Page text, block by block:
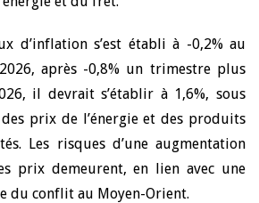
d’inflation s’est établi à -0,2% au
après -0,8% un trimestre plus
il devrait s’établir à 1,6%, sous
des prix de l’énergie et des produits
Les risques d’une augmentation
prix demeurent, en lien avec une
du conflit au Moyen-Orient.